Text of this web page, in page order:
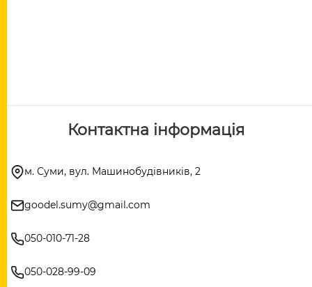
Контактна інформація
м. Суми, вул. Машинобудівників, 2
goodel.sumy@gmail.com
050-010-71-28
050-028-99-09